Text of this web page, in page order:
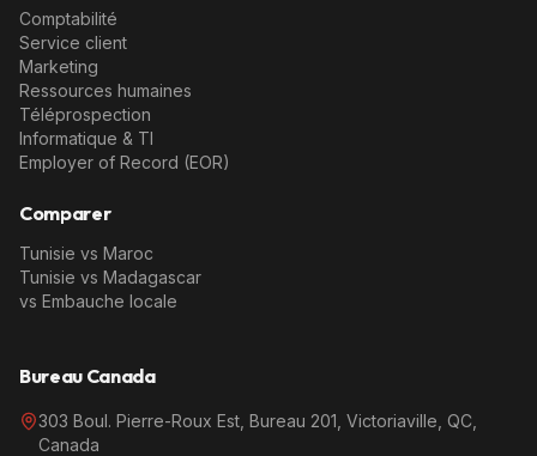
Comptabilité
Service client
Marketing
Ressources humaines
Téléprospection
Informatique & TI
Employer of Record (EOR)
Comparer
Tunisie vs Maroc
Tunisie vs Madagascar
vs Embauche locale
Bureau Canada
303 Boul. Pierre-Roux Est, Bureau 201, Victoriaville, QC,
Canada